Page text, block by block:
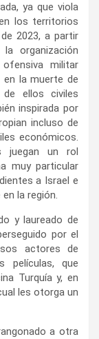
ya que viola
los territorios
2023, a partir
organización
militar
en la muerte de
ellos civiles
inspirada por
incluso de
económicos.
juegan un rol
muy particular
a Israel e
la región.
y laureado de
por el
actores de
películas, que
Turquía y, en
les otorga un
a otra